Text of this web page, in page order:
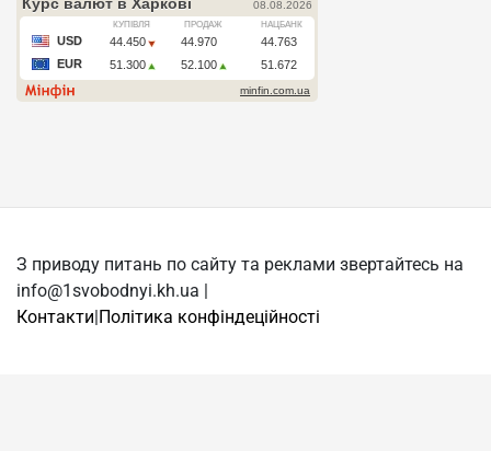
З приводу питань по сайту та реклами звертайтесь на
info@1svobodnyi.kh.ua |
Контакти|Політика конфіндеційності